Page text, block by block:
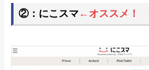
②：にこスマ ←オススメ！